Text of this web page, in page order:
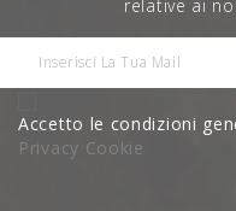
relative ai
Accetto le condizioni
Privacy Cookie